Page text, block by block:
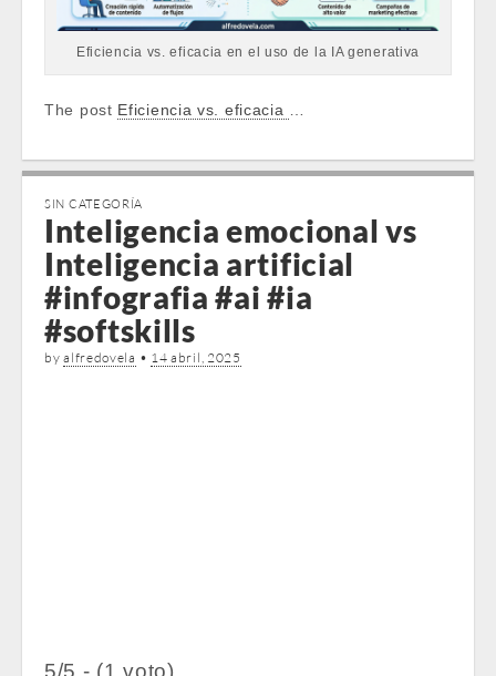
Eficiencia vs. eficacia en el uso de la IA generativa
The post Eficiencia vs. eficacia …
SIN CATEGORÍA
Inteligencia emocional vs
Inteligencia artificial
#infografia #ai #ia
#softskills
byalfredovela • 14 abril, 2025
5/5 - (1 voto)